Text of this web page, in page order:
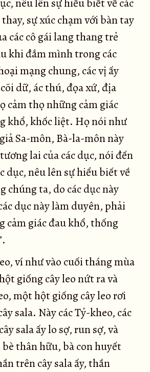
nêu lên sự hiểu biết về các
sự xúc chạm với bàn tay
các cô gái lang thang trẻ
khi đắm mình trong các
mạng chung, các vị ấy
dữ, ác thú, đọa xứ, địa
cảm thọ những cảm giác
khổ, khốc liệt. Họ nói như
Sa-môn, Bà-la-môn này
lai của các dục, nói đến
dục, nêu lên sự hiểu biết về
chúng ta, do các dục này
dục này làm duyên, phải
cảm giác đau khổ, thống
ví như vào cuối tháng mùa
giống cây leo nứt ra và
một hột giống cây leo rơi
sala. Này các Tỷ-kheo, các
sala ấy lo sợ, run sợ, và
thân hữu, bà con huyết
trên cây sala ấy, thần